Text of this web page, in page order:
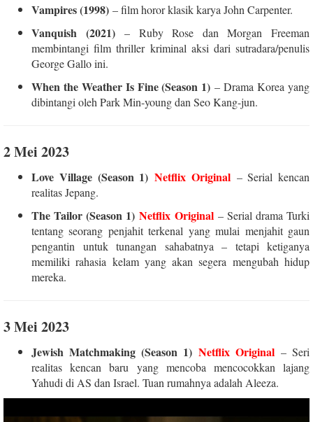
Vampires (1998) – film horor klasik karya John Carpenter.
Vanquish (2021)– Ruby Rose dan Morgan Freeman
membintangi film thriller kriminal aksi dari sutradara/penulis
George Gallo ini.
When the Weather Is Fine (Season 1) – Drama Korea yang
dibintangi oleh Park Min-young dan Seo Kang-jun.
2 Mei 2023
Love Village (Season 1) Netflix Original– Serial kencan
realitas Jepang.
The Tailor (Season 1)Netflix Original– Serial drama Turki
tentang seorang penjahit terkenal yang mulai menjahit gaun
pengantin untuk tunangan sahabatnya – tetapi ketiganya
memiliki rahasia kelam yang akan segera mengubah hidup
mereka.
3 Mei 2023
Jewish Matchmaking (Season 1) Netflix Original – Seri
realitas kencan baru yang mencoba mencocokkan lajang
Yahudi di AS dan Israel. Tuan rumahnya adalah Aleeza.